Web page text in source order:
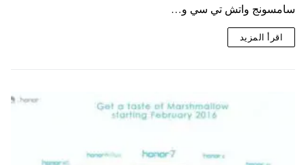
سامسونج واتش تي سي و…
اقرأ المزيد